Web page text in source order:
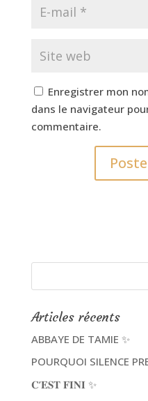
Enregistrer mon
dans le navigateur
commentaire.
Articles récents
ABBAYE DE TAMIE ✨
POURQUOI SILENCE
𝐂’𝐄𝐒𝐓 𝐅𝐈𝐍𝐈 ✨